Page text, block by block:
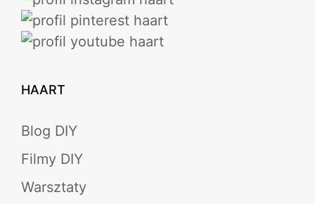
HAART
Blog DIY
Filmy DIY
Warsztaty